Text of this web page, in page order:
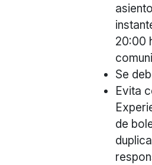
20:00
Se
Evita
de